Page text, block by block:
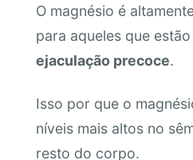
O magnésio é
para aqueles que
ejaculação precoce.
Isso por que o
níveis mais altos no
resto do corpo.